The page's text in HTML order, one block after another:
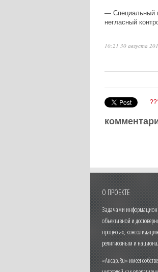
— Специальный
негласный
10:21 30 августа
О ПРОЕКТЕ
Задачами
объективной и
процессах,
религиозным и
«Ансар.Ru» имеет